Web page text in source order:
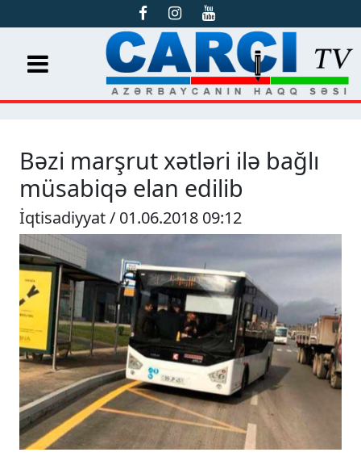
Bəzi marşrut xətləri ilə bağlı
müsabiqə elan edilib
İqtisadiyyat / 01.06.2018 09:12